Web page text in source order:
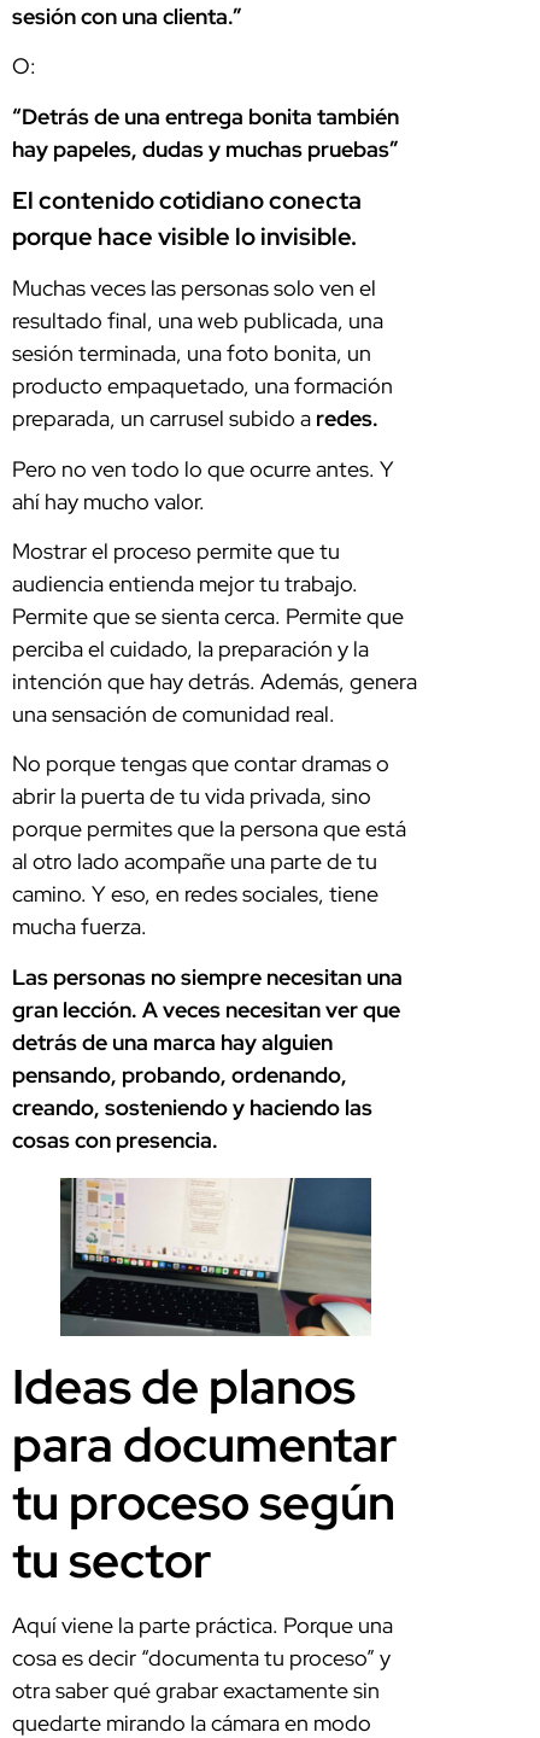
sesión con una clienta.”
O:
“Detrás de una entrega bonita también
hay papeles, dudas y muchas pruebas”
El contenido cotidiano conecta
porque hace visible lo invisible.
Muchas veces las personas solo ven el
resultado final, una web publicada, una
sesión terminada, una foto bonita, un
producto empaquetado, una formación
preparada, un carrusel subido a redes.
Pero no ven todo lo que ocurre antes. Y
ahí hay mucho valor.
Mostrar el proceso permite que tu
audiencia entienda mejor tu trabajo.
Permite que se sienta cerca. Permite que
perciba el cuidado, la preparación y la
intención que hay detrás. Además, genera
una sensación de comunidad real.
No porque tengas que contar dramas o
abrir la puerta de tu vida privada, sino
porque permites que la persona que está
al otro lado acompañe una parte de tu
camino. Y eso, en redes sociales, tiene
mucha fuerza.
Las personas no siempre necesitan una
gran lección. A veces necesitan ver que
detrás de una marca hay alguien
pensando, probando, ordenando,
creando, sosteniendo y haciendo las
cosas con presencia.
Ideas de planos
para documentar
tu proceso según
tu sector
Aquí viene la parte práctica. Porque una
cosa es decir “documenta tu proceso” y
otra saber qué grabar exactamente sin
quedarte mirando la cámara en modo